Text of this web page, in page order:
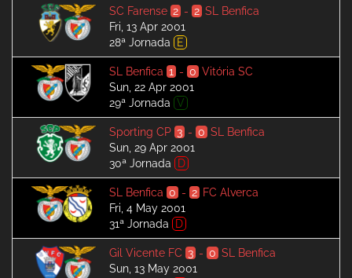
SC Farense 2 - 2 SL Benfica
Fri, 13 Apr 2001
28ª Jornada
E
SL Benfica 1 - 0 Vitória SC
Sun, 22 Apr 2001
29ª Jornada V
Sporting CP 3 - 0 SL Benfica
Sun, 29 Apr 2001
30ª Jornada
D
SL Benfica 0 - 2 FC Alverca
Fri, 4 May 2001
31ª Jornada
D
Gil Vicente FC 3 - 0 SL Benfica
Sun, 13 May 2001